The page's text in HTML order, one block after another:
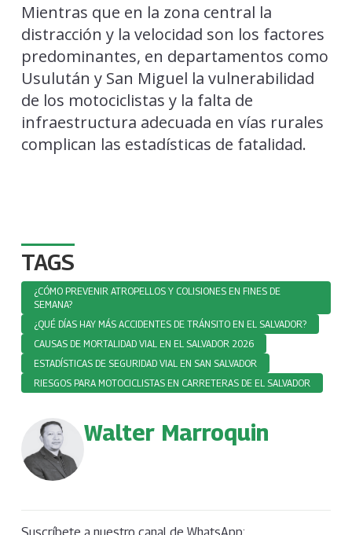
Mientras que en la zona central la
distracción y la velocidad son los factores
predominantes, en departamentos como
Usulután y San Miguel la vulnerabilidad
de los motociclistas y la falta de
infraestructura adecuada en vías rurales
complican las estadísticas de fatalidad.
TAGS
¿CÓMO PREVENIR ATROPELLOS Y COLISIONES EN FINES DE
SEMANA?
¿QUÉ DÍAS HAY MÁS ACCIDENTES DE TRÁNSITO EN EL SALVADOR?
CAUSAS DE MORTALIDAD VIAL EN EL SALVADOR 2026
ESTADÍSTICAS DE SEGURIDAD VIAL EN SAN SALVADOR
RIESGOS PARA MOTOCICLISTAS EN CARRETERAS DE EL SALVADOR
Walter Marroquin